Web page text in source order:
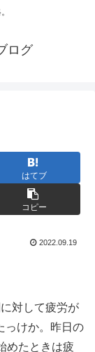
ログ
はてブ
コピー
2022.09.19
対して疲労が
っけか。昨日の
めたときは疲